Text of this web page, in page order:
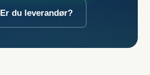
Er du leverandør?